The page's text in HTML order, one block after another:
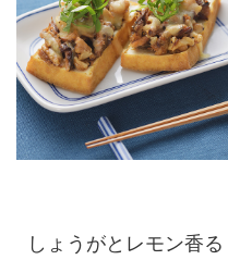
しょうがとレモン香る